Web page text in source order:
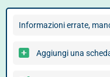
Informazioni errate,
Aggiungi una